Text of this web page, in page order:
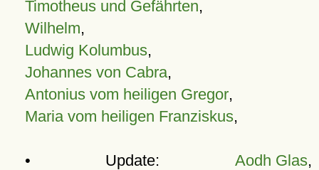
Timotheus und Gefährten,
Wilhelm,
Ludwig Kolumbus,
Johannes von Cabra,
Antonius vom heiligen Gregor,
Maria vom heiligen Franziskus,
• Update: Aodh Glas,